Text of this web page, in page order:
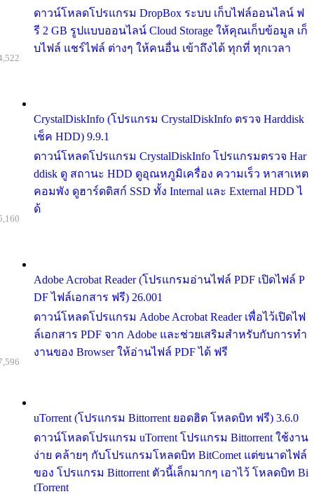
ดาวน์โหลดโปรแกรม DropBox ระบบ เก็บไฟล์ออนไลน์ ฟ
รี 2 GB รูปแบบออนไลน์ Cloud Storage ให้คุณเก็บข้อมูล เก็
บไฟล์ แชร์ไฟล์ ต่างๆ ให้คนอื่น เข้าถึงได้ ทุกที่ ทุกเวลา
CrystalDiskInfo (โปรแกรม CrystalDiskInfo ตรวจ Harddisk
เช็ค HDD) 9.9.1
ดาวน์โหลดโปรแกรม CrystalDiskInfo โปรแกรมตรวจ Har
ddisk ดู สถานะ HDD ดูอุณหภูมิเครื่อง ความเร็ว หาสาเหต
คอมพัง ดูฮาร์ดดิสก์ SSD ทั้ง Internal และ External HDD ไ
ด้
Adobe Acrobat Reader (โปรแกรมอ่านไฟล์ PDF เปิดไฟล์ P
DF ไฟล์เอกสาร ฟรี) 26.001
ดาวน์โหลดโปรแกรม Adobe Acrobat Reader เพื่อไว้เปิดไฟ
ล์เอกสาร PDF จาก Adobe และช่วยเสริมสำหรับกับการทำ
งานของ Browser ให้อ่านไฟล์ PDF ได้ ฟรี
uTorrent (โปรแกรม Bittorrent ยอดฮิต โหลดบิท ฟรี) 3.6.0
ดาวน์โหลดโปรแกรม uTorrent โปรแกรม Bittorrent ใช้งาน
ง่าย คล้ายๆ กับโปรแกรมโหลดบิท BitComet แต่ขนาดไฟล์
ของ โปรแกรม Bittorrent ตัวนี้เล็กมากๆ เอาไว้ โหลดบิท Bi
tTorrent